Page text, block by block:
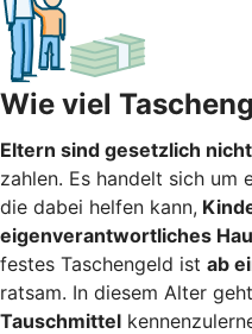
Wie viel
Eltern sind gesetzlich
zahlen. Es handelt sich um
die dabei helfen kann,
eigenverantwortliches
festes Taschengeld ist ab
ratsam. In diesem Alter
Tauschmittel